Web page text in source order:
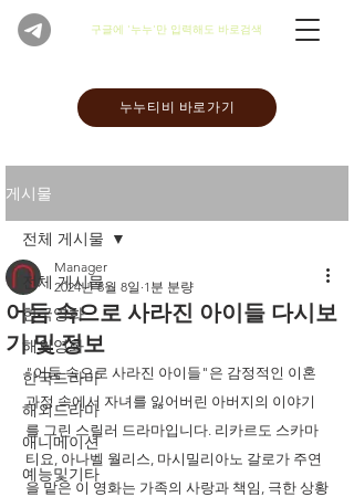
​구글에 '누누'만 입력해도 바로검색
누누티비 바로가기
게시물
전체 게시물
한국영화
해외영화
한국드라마
해외드라마
애니메이션
예능및기타
전체 게시물
어둠 속으로 사라진 아이들 다시보
기 및 정보
Manager
2024년 8월 8일 1분 분량
"어둠 속으로 사라진 아이들"은 감정적인 이혼
과정 속에서 자녀를 잃어버린 아버지의 이야기
를 그린 스릴러 드라마입니다. 리카르도 스카마
티요, 아나벨 월리스, 마시밀리아노 갈로가 주연
을 맡은 이 영화는 가족의 사랑과 책임, 극한 상황